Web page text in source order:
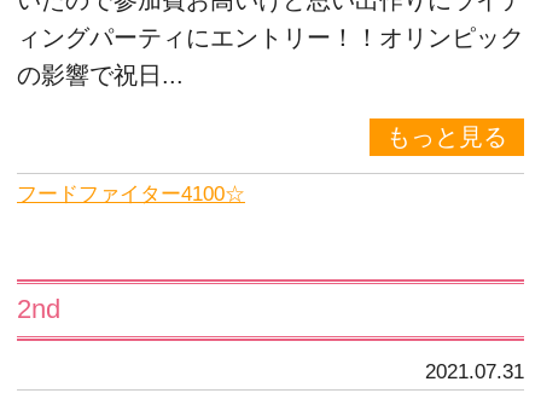
ィングパーティにエントリー！！オリンピック
の影響で祝日...
もっと見る
フードファイター4100☆
2nd
2021.07.31